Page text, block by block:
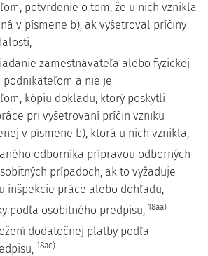
potvrdenie o tom, že u nich vznikla
v písmene b), ak vyšetroval príčiny
zamestnávateľa alebo fyzickej
podnikateľom a nie je
kópiu dokladu, ktorý poskytli
pri vyšetrovaní príčin vzniku
v písmene b), ktorá u nich vznikla,
odborníka prípravou odborných
prípadoch, ak to vyžaduje
inšpekcie práce alebo dohľadu,
podľa osobitného predpisu, 18aa)
dodatočnej platby podľa
18ac)